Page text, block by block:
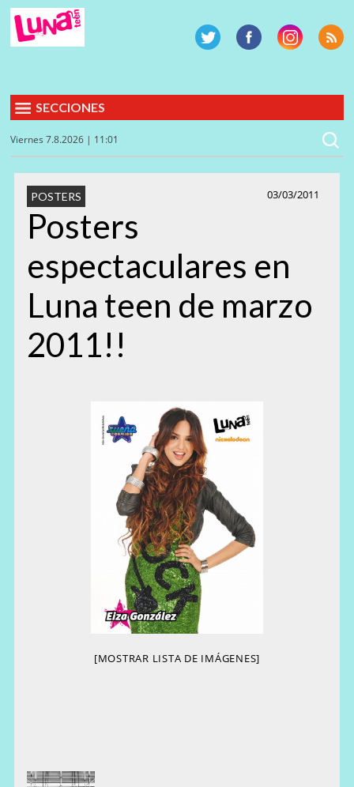
SECCIONES
Viernes 7.8.2026 | 11:01
03/03/2011
POSTERS
Posters
espectaculares en
Luna teen de marzo
2011!!
[MOSTRAR LISTA DE IMÁGENES]